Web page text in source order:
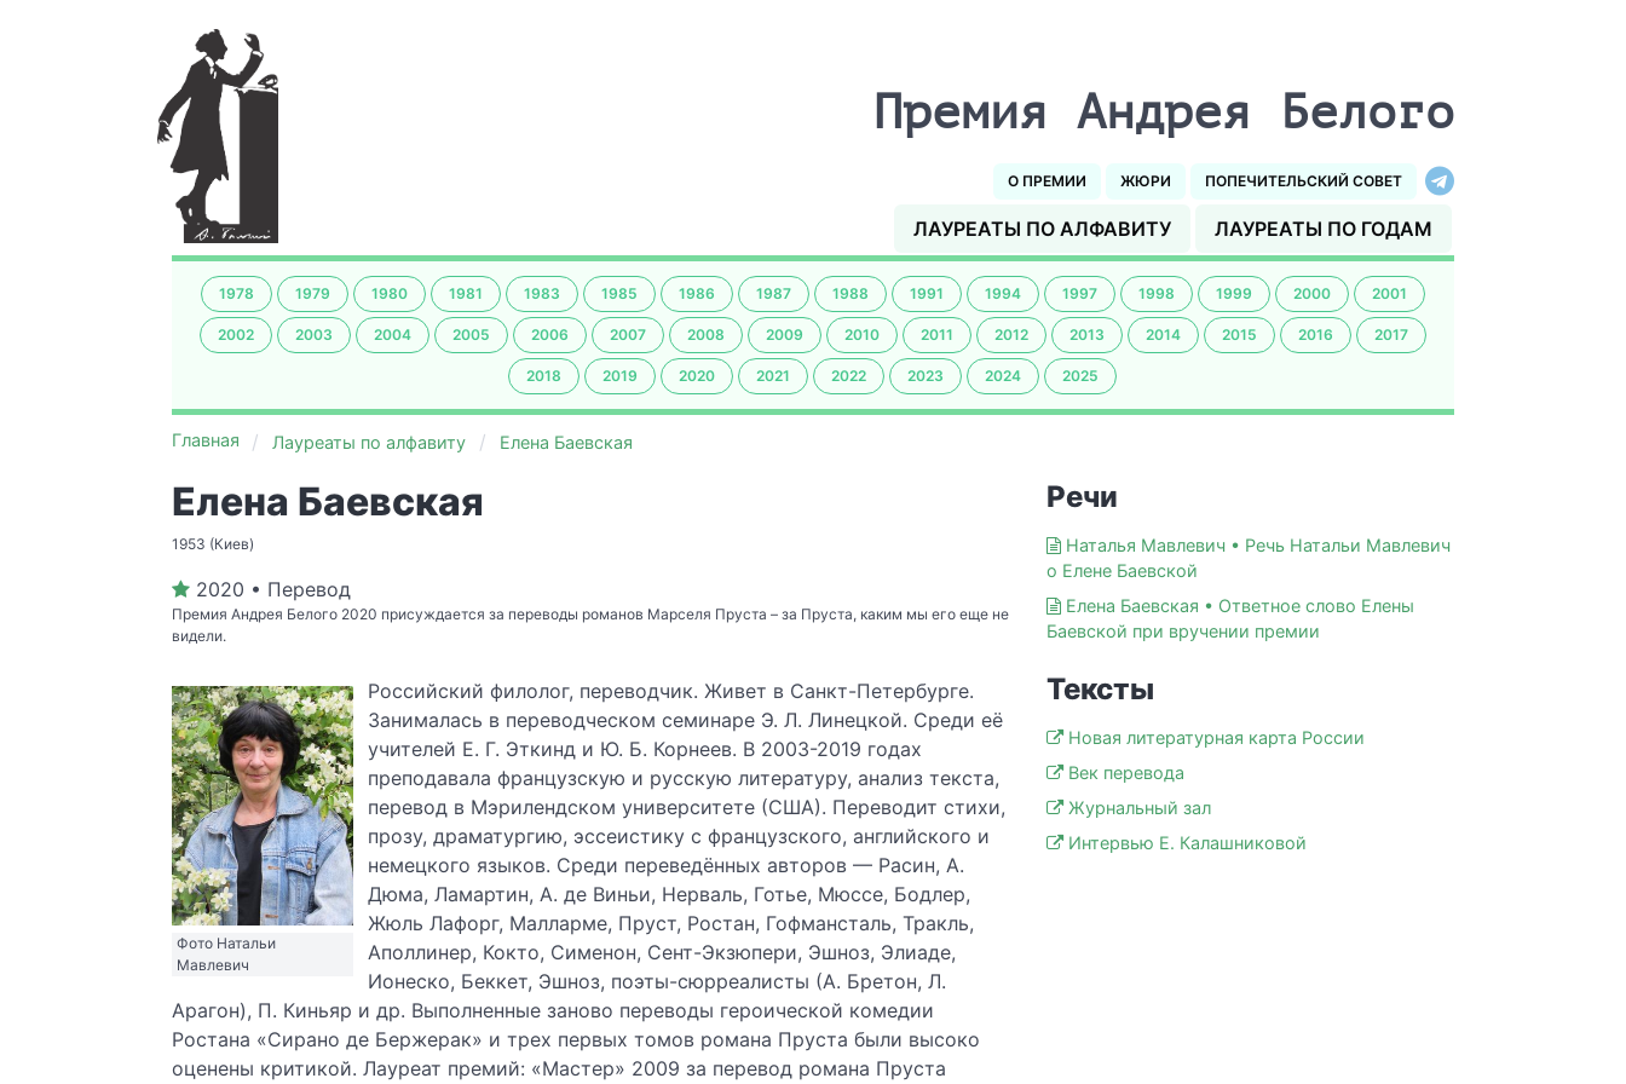
Премия Андрея Белого
О ПРЕМИИ ЖЮРИ ПОПЕЧИТЕЛЬСКИЙ СОВЕТ
ЛАУРЕАТЫ ПО АЛФАВИТУ ЛАУРЕАТЫ ПО ГОДАМ
1978 1979 1980 1981 1983 1985 1986 1987 1988 1991 1994 1997 1998 1999 2000 2001
2002 2003 2004 2005 2006 2007 2008 2009 2010 2011 2012 2013 2014 2015 2016 2017
2018 2019 2020 2021 2022 2023 2024 2025
Главная Лауреаты по алфавиту Елена Баевская
Елена Баевская
1953 (Киев)
2020 • Перевод
Премия Андрея Белого 2020 присуждается за переводы романов Марселя Пруста – за Пруста, каким мы его еще не
видели.
Фото Натальи
Мавлевич
Российский филолог, переводчик. Живет в Санкт-Петербурге.
Занималась в переводческом семинаре Э. Л. Линецкой. Среди её
учителей Е. Г. Эткинд и Ю. Б. Корнеев. В 2003-2019 годах
преподавала французскую и русскую литературу, анализ текста,
перевод в Мэрилендском университете (США). Переводит стихи,
прозу, драматургию, эссеистику с французского, английского и
немецкого языков. Среди переведённых авторов — Расин, А.
Дюма, Ламартин, А. де Виньи, Нерваль, Готье, Мюссе, Бодлер,
Жюль Лафорг, Малларме, Пруст, Ростан, Гофмансталь, Тракль,
Аполлинер, Кокто, Сименон, Сент-Экзюпери, Эшноз, Элиаде,
Ионеско, Беккет, Эшноз, поэты-сюрреалисты (А. Бретон, Л.
Арагон), П. Киньяр и др. Выполненные заново переводы героической комедии
Ростана «Сирано де Бержерак» и трех первых томов романа Пруста были высоко
оценены критикой. Лауреат премий: «Мастер» 2009 за перевод романа Пруста
Речи
Наталья Мавлевич • Речь Натальи Мавлевич
о Елене Баевской
Елена Баевская • Ответное слово Елены
Баевской при вручении премии
Тексты
Новая литературная карта России
Век перевода
Журнальный зал
Интервью Е. Калашниковой